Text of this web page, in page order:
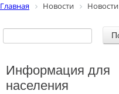
Главная Новости Новости
Информация для
населения